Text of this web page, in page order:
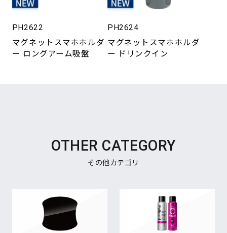
PH2622
マグネットスマホホルダ
ー ロングアーム吸盤
PH2624
マグネットスマホホルダ
ー ドリンクイン
OTHER CATEGORY
その他カテゴリ